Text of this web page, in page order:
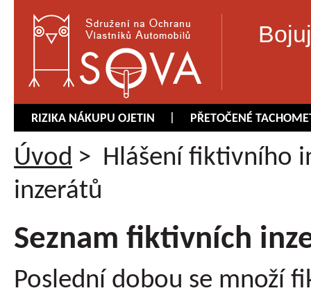
RIZIKA NÁKUPU OJETIN PŘETOČENÉ
Úvod > Hlášení fiktivního
inzerátů
Seznam fiktivních
Poslední dobou se množí